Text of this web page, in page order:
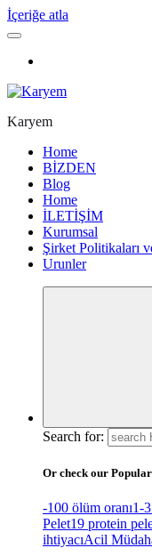
İçeriğe atla
Karyem
Home
BİZDEN
Blog
Home
İLETİŞİM
Kurumsal
Şirket Politikaları
Urunler
Search for:
Or check our
-100 ölüm oranı1-
Pelet19 protein
ihtiyacıAcil